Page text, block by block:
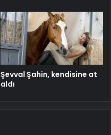
Şevval Şahin, kendisine at
aldı